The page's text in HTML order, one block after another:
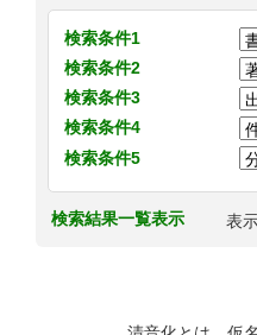
検索条件1
検索条件2
検索条件3
検索条件4
検索条件5
検索結果一覧表示 表